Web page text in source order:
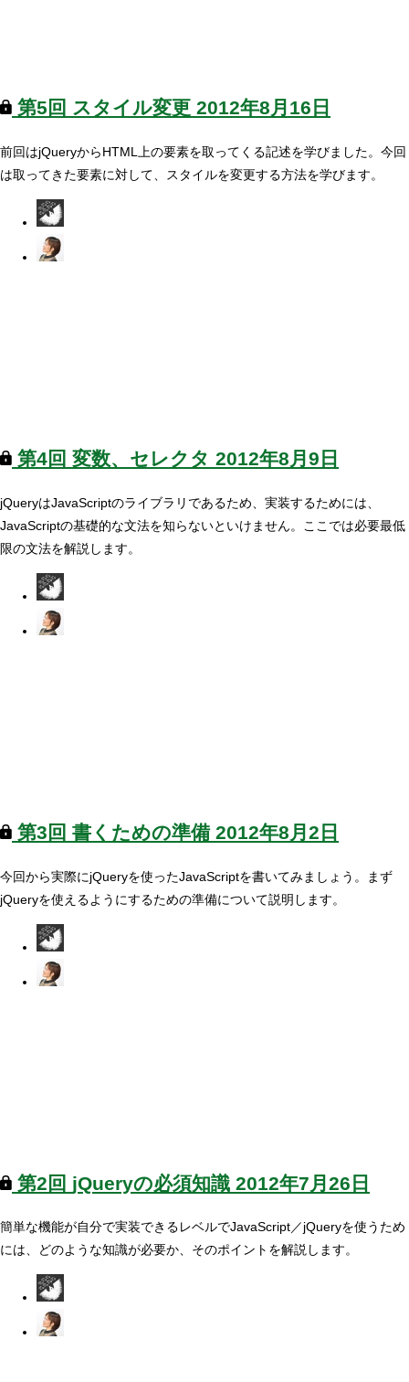
第5回 スタイル変更 2012年8月16日
前回はjQueryからHTML上の要素を取ってくる記述を学びました。今回
は取ってきた要素に対して、スタイルを変更する方法を学びます。
第4回 変数、セレクタ 2012年8月9日
jQueryはJavaScriptのライブラリであるため、実装するためには、
JavaScriptの基礎的な文法を知らないといけません。ここでは必要最低
限の文法を解説します。
第3回 書くための準備 2012年8月2日
今回から実際にjQueryを使ったJavaScriptを書いてみましょう。まず
jQueryを使えるようにするための準備について説明します。
第2回 jQueryの必須知識 2012年7月26日
簡単な機能が自分で実装できるレベルでJavaScript／jQueryを使うため
には、どのような知識が必要か、そのポイントを解説します。